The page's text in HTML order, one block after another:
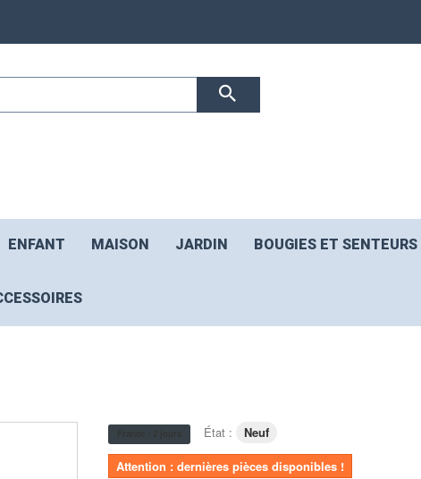
ENFANT MAISON JARDIN BOUGIES ET SENTEURS
État :
Neuf
Attention : dernières pièces disponibles !